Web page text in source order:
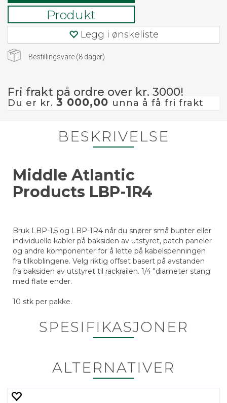
Produkt
Legg i ønskeliste
Bestillingsvare (8 dager)
Fri frakt på ordre over kr. 3000!
Du er kr. 3 000,00 unna å få fri frakt
BESKRIVELSE
Middle Atlantic
Products LBP-1R4
Bruk LBP-1.5 og LBP-1R4 når du snører små bunter eller
individuelle kabler på baksiden av utstyret, patch paneler
og andre komponenter for å lette på kabelspenningen
fra tilkoblingene. Velg riktig offset basert på avstanden
fra baksiden av utstyret til rackrailen. 1/4 "diameter stang
med flate ender.
10 stk per pakke.
SPESIFIKASJONER
ALTERNATIVER